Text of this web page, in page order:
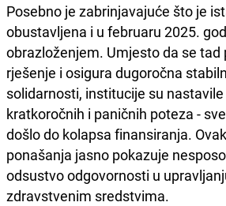
Posebno je zabrinjavajuće što je
obustavljena i u februaru 2025.
obrazloženjem. Umjesto da se
rješenje i osigura dugoročna
solidarnosti, institucije su
kratkoročnih i paničnih poteza -
došlo do kolapsa finansiranja.
ponašanja jasno pokazuje
odsustvo odgovornosti u
zdravstvenim sredstvima.